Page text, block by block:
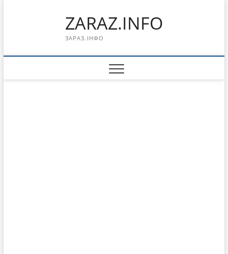
ZARAZ.INFO
ЗАРАЗ.ІНФО